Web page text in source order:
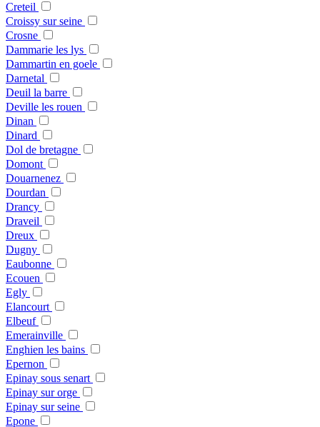
Creteil
Croissy sur seine
Crosne
Dammarie les lys
Dammartin en goele
Darnetal
Deuil la barre
Deville les rouen
Dinan
Dinard
Dol de bretagne
Domont
Douarnenez
Dourdan
Drancy
Draveil
Dreux
Dugny
Eaubonne
Ecouen
Egly
Elancourt
Elbeuf
Emerainville
Enghien les bains
Epernon
Epinay sous senart
Epinay sur orge
Epinay sur seine
Epone